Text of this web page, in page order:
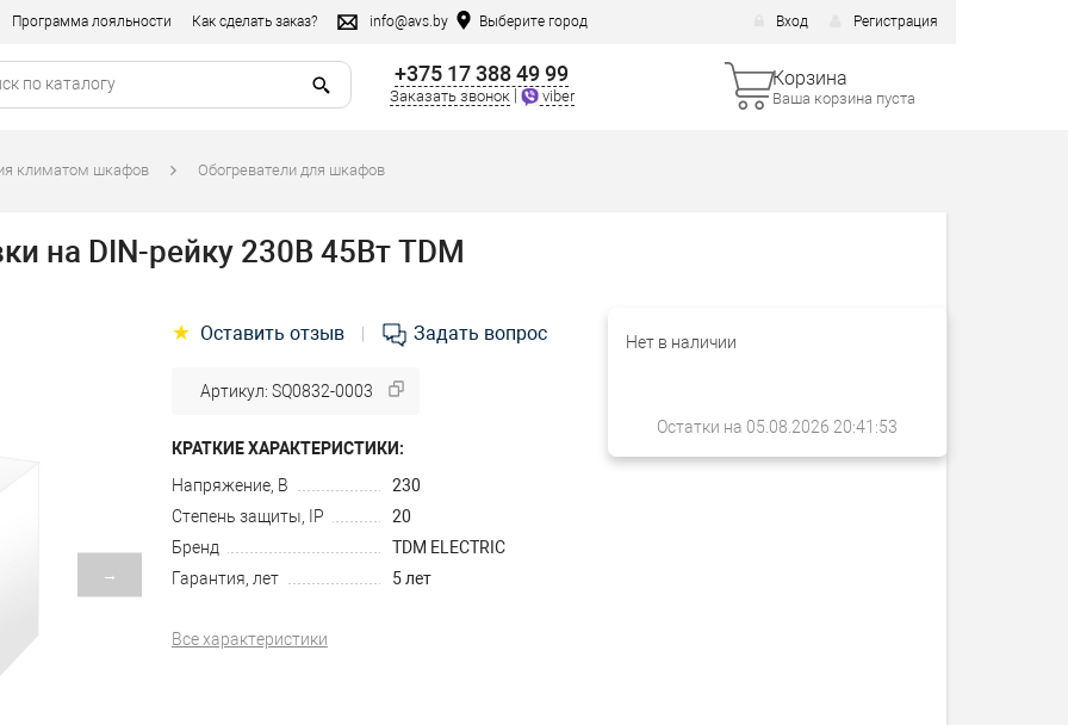
Программа лояльности Как сделать заказ? info@avs.by Выберите город Вход Регистрация
+375 17 388 49 99
Заказать звонок viber
Корзина
Ваша корзина пуста
климатом шкафов Обогреватели для шкафов
на DIN-рейку 230В 45Вт TDM
→
Нет в наличии
Остатки на 05.08.2026 20:41:53
★ Оставить отзыв Задать вопрос
Артикул: SQ0832-0003
КРАТКИЕ ХАРАКТЕРИСТИКИ:
Напряжение, В
230
Степень защиты, IP
20
Бренд
TDM ELECTRIC
Гарантия, лет
5 лет
Все характеристики